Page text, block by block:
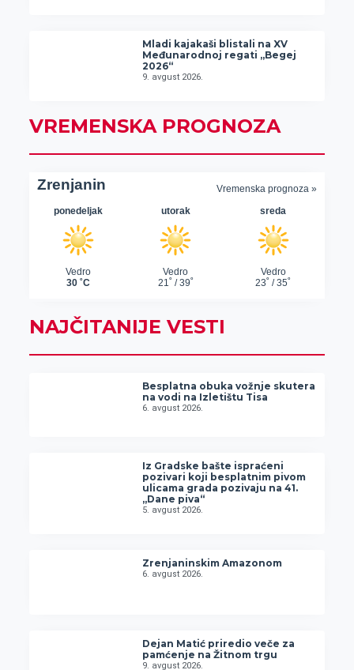
Mladi kajakaši blistali na XV
Međunarodnoj regati „Begej
2026“
9. avgust 2026.
VREMENSKA PROGNOZA
NAJČITANIJE VESTI
Besplatna obuka vožnje skutera
na vodi na Izletištu Tisa
6. avgust 2026.
Iz Gradske bašte ispraćeni
pozivari koji besplatnim pivom
ulicama grada pozivaju na 41.
„Dane piva“
5. avgust 2026.
Zrenjaninskim Amazonom
6. avgust 2026.
Dejan Matić priredio veče za
pamćenje na Žitnom trgu
9. avgust 2026.